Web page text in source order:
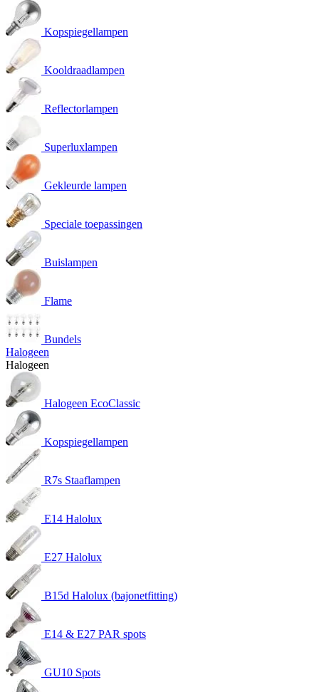
Kopspiegellampen
Kooldraadlampen
Reflectorlampen
Superluxlampen
Gekleurde lampen
Speciale toepassingen
Buislampen
Flame
Bundels
Halogeen
Halogeen
Halogeen EcoClassic
Kopspiegellampen
R7s Staaflampen
E14 Halolux
E27 Halolux
B15d Halolux (bajonetfitting)
E14 & E27 PAR spots
GU10 Spots